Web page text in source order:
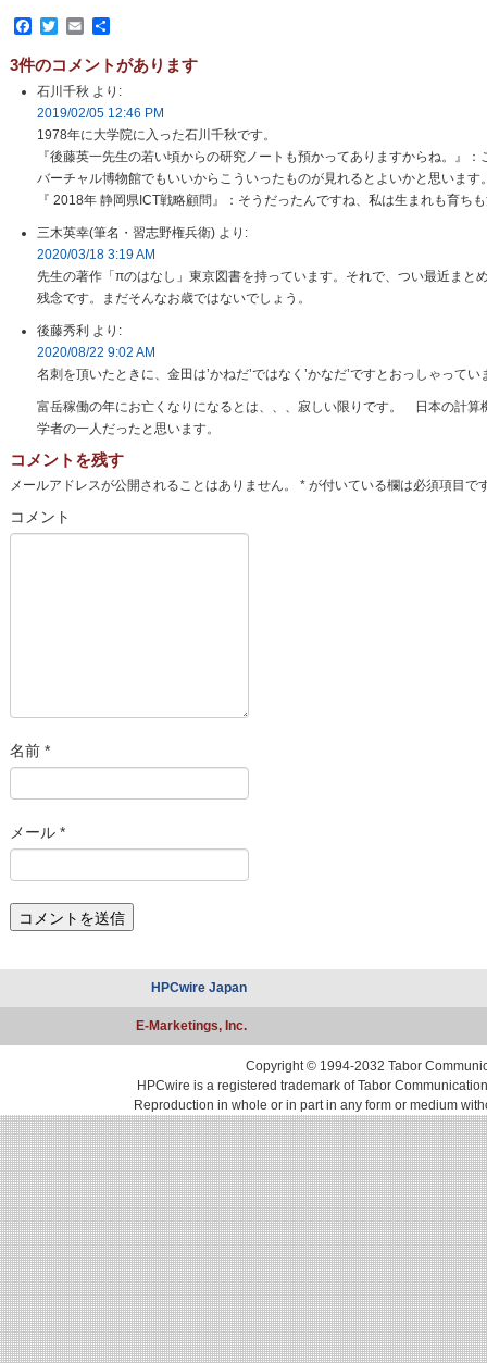
Facebook
TwitterEmail
共
3件のコメントがあります
石川千秋 より:
2019/02/05 12:46 PM
1978年に大学院に入った石川千秋です。
『後藤英一先生の若い頃からの研究ノートも預かってありますからね。』
バーチャル博物館でもいいからこういったものが見れるとよいかと思います
『 2018年 静岡県ICT戦略顧問』：そうだったんですね、私は生まれも育ち
三木英幸(筆名・習志野権兵衛) より:
2020/03/18 3:19 AM
先生の著作「πのはなし」東京図書を持っています。それで、つい最近ま
残念です。まだそんなお歳ではないでしょう。
後藤秀利 より:
2020/08/22 9:02 AM
名刺を頂いたときに、金田は’かねだ’ではなく’かなだ’ですとおっしゃって
富岳稼働の年にお亡くなりになるとは、、、寂しい限りです。 日本の計
学者の一人だったと思います。
コメントを残す
メールアドレスが公開されることはありません。 *が付いている欄は必須項目で
コメント
名前 *
メール *
HPCwire Japan
E-Marketings, Inc.
Copyright © 1994-2032 Tabor
HPCwire is a registered trademark of Tabor
Reproduction in whole or in part in any form or medium